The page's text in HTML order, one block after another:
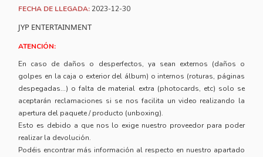
FECHA DE LLEGADA: 2023-12-30
JYP ENTERTAINMENT
ATENCIÓN:
En caso de daños o desperfectos, ya sean externos (daños o
golpes en la caja o exterior del álbum) o internos (roturas, páginas
despegadas...) o falta de material extra (photocards, etc) solo se
aceptarán reclamaciones si se nos facilita un video realizando la
apertura del paquete / producto (unboxing).
Esto es debido a que nos lo exige nuestro proveedor para poder
realizar la devolución.
Podéis encontrar más información al respecto en nuestro apartado